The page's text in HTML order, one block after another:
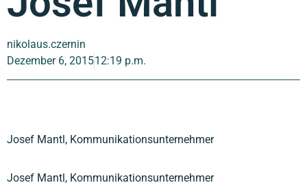
nikolaus.czernin
Dezember 6, 201512:19 p.m.
Josef Mantl, Kommunikationsunternehmer
Josef Mantl, Kommunikationsunternehmer